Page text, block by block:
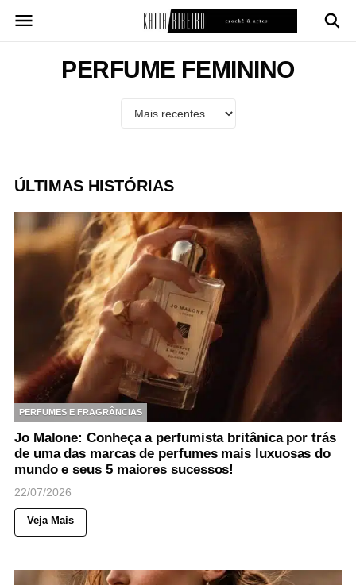
para
PERFUME FEMININO
ÚLTIMAS HISTÓRIAS
PERFUMES E FRAGRÂNCIAS
Jo Malone: Conheça a perfumista britânica por trás
de uma das marcas de perfumes mais luxuosas do
mundo e seus 5 maiores sucessos!
22/07/2026
Veja Mais